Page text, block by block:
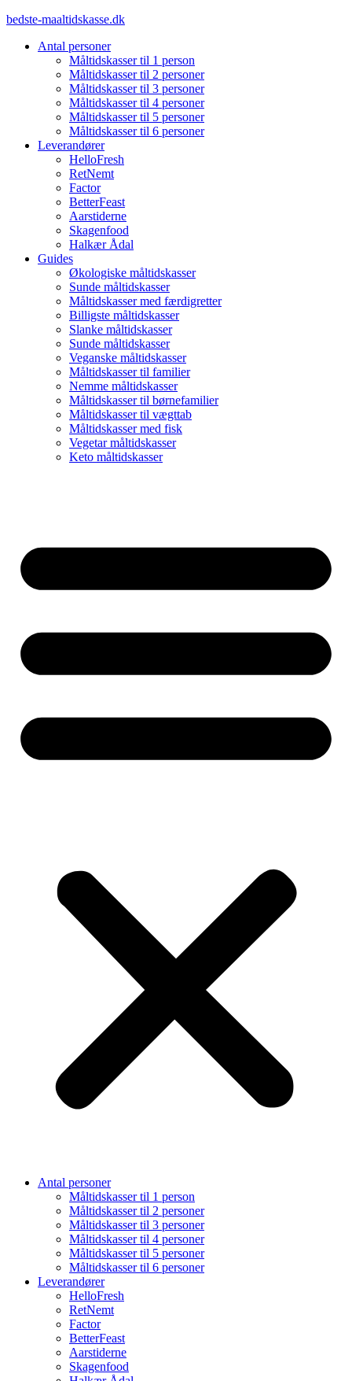
Videre
indhold
bedste-maaltidskasse.dk
Antal personer
Måltidskasser til 1 person
Måltidskasser til 2 personer
Måltidskasser til 3 personer
Måltidskasser til 4 personer
Måltidskasser til 5 personer
Måltidskasser til 6 personer
Leverandører
HelloFresh
RetNemt
Factor
BetterFeast
Aarstiderne
Skagenfood
Halkær Ådal
Guides
Økologiske måltidskasser
Sunde måltidskasser
Måltidskasser med færdigretter
Billigste måltidskasser
Slanke måltidskasser
Sunde måltidskasser
Veganske måltidskasser
Måltidskasser til familier
Nemme måltidskasser
Måltidskasser til børnefamilier
Måltidskasser til vægttab
Måltidskasser med fisk
Vegetar måltidskasser
Keto måltidskasser
Antal personer
Måltidskasser til 1 person
Måltidskasser til 2 personer
Måltidskasser til 3 personer
Måltidskasser til 4 personer
Måltidskasser til 5 personer
Måltidskasser til 6 personer
Leverandører
HelloFresh
RetNemt
Factor
BetterFeast
Aarstiderne
Skagenfood